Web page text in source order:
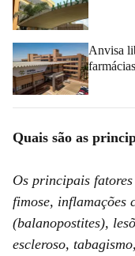
Anvisa
Quais são as
Os principais
fimose, inflamações
(balanopostites),
escleroso,